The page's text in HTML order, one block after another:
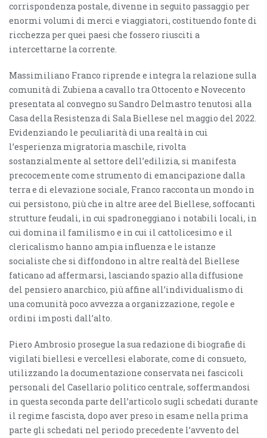
corrispondenza postale, divenne in seguito passaggio per
enormi volumi di merci e viaggiatori, costituendo fonte di
ricchezza per quei paesi che fossero riusciti a
intercettarne la corrente.
Massimiliano Franco riprende e integra la relazione sulla
comunità di Zubiena a cavallo tra Ottocento e Novecento
presentata al convegno su Sandro Delmastro tenutosi alla
Casa della Resistenza di Sala Biellese nel maggio del 2022.
Evidenziando le peculiarità di una realtà in cui
l’esperienza migratoria maschile, rivolta
sostanzialmente al settore dell’edilizia, si manifesta
precocemente come strumento di emancipazione dalla
terra e di elevazione sociale, Franco racconta un mondo in
cui persistono, più che in altre aree del Biellese, soffocanti
strutture feudali, in cui spadroneggiano i notabili locali, in
cui domina il familismo e in cui il cattolicesimo e il
clericalismo hanno ampia influenza e le istanze
socialiste che si diffondono in altre realtà del Biellese
faticano ad affermarsi, lasciando spazio alla diffusione
del pensiero anarchico, più affine all’individualismo di
una comunità poco avvezza a organizzazione, regole e
ordini imposti dall’alto.
Piero Ambrosio prosegue la sua redazione di biografie di
vigilati biellesi e vercellesi elaborate, come di consueto,
utilizzando la documentazione conservata nei fascicoli
personali del Casellario politico centrale, soffermandosi
in questa seconda parte dell’articolo sugli schedati durante
il regime fascista, dopo aver preso in esame nella prima
parte gli schedati nel periodo precedente l’avvento del